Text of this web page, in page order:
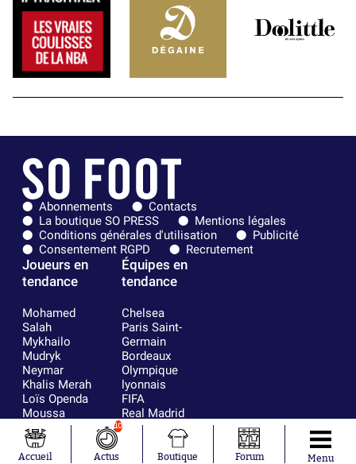
Abonnements
Contacts
La boutique SO PRESS
Mentions légales
Conditions générales d'utilisation
Publicité
Consentement RGPD
Recrutement
Joueurs en
tendance
Mohamed
Salah
Mykhailo
Mudryk
Neymar
Khalis Merah
Loïs Openda
Moussa
Niakhaté
Nicolás
Tagliafico
Équipes en
tendance
Chelsea
Paris Saint-
Germain
Bordeaux
Olympique
lyonnais
FIFA
Real Madrid
RC Strasbourg
AC Milan
Accueil
10
Actus Boutique Forum Menu